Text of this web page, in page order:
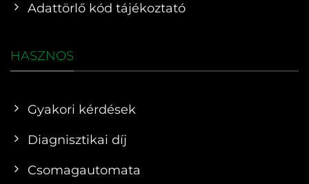
Adattörlő kód tájékoztató
HASZNOS
Gyakori kérdések
Diagnisztikai díj
Csomagautomata